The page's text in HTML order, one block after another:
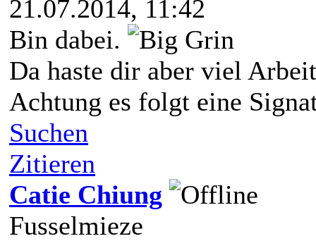
21.07.2014, 11:42
Bin dabei.
Da haste dir aber viel
Achtung es folgt eine
Suchen
Zitieren
Catie Chiung
Fusselmieze